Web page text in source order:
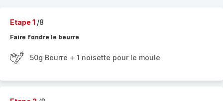
Etape 1 /8
Faire fondre le beurre
50g Beurre + 1 noisette pour le moule